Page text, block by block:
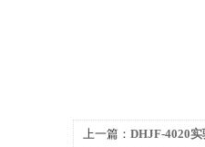
上一篇： DHJF-4020